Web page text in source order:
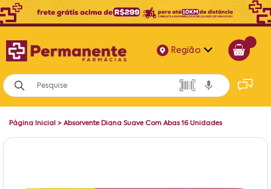
Região
Alagoas
Bahia
Página Inicial > Absorvente Diana Suave Com Abas 16 Unidades